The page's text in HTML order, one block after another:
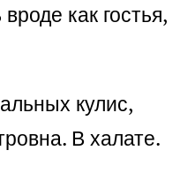
как гостья,
кулис,
В халате.